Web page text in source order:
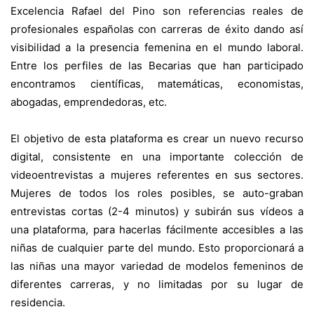
Excelencia Rafael del Pino son referencias reales de
profesionales españolas con carreras de éxito dando así
visibilidad a la presencia femenina en el mundo laboral.
Entre los perfiles de las Becarias que han participado
encontramos científicas, matemáticas, economistas,
abogadas, emprendedoras, etc.
El objetivo de esta plataforma es crear un nuevo recurso
digital, consistente en una importante colección de
videoentrevistas a mujeres referentes en sus sectores.
Mujeres de todos los roles posibles, se auto-graban
entrevistas cortas (2-4 minutos) y subirán sus vídeos a
una plataforma, para hacerlas fácilmente accesibles a las
niñas de cualquier parte del mundo. Esto proporcionará a
las niñas una mayor variedad de modelos femeninos de
diferentes carreras, y no limitadas por su lugar de
residencia.